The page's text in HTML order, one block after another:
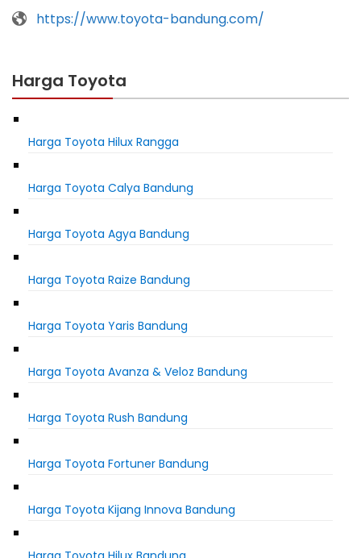
https://www.toyota-bandung.com/
Harga Toyota
Harga Toyota Hilux Rangga
Harga Toyota Calya Bandung
Harga Toyota Agya Bandung
Harga Toyota Raize Bandung
Harga Toyota Yaris Bandung
Harga Toyota Avanza & Veloz Bandung
Harga Toyota Rush Bandung
Harga Toyota Fortuner Bandung
Harga Toyota Kijang Innova Bandung